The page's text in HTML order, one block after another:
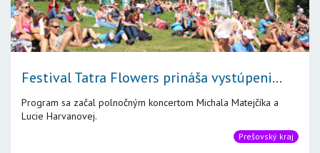
Festival Tatra Flowers prináša vystúpeni...
Program sa začal polnočným koncertom Michala Matejčíka a
Lucie Harvanovej.
Prešovský kraj